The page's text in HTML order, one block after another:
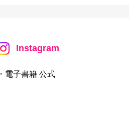
Instagram
・電子書籍 公式